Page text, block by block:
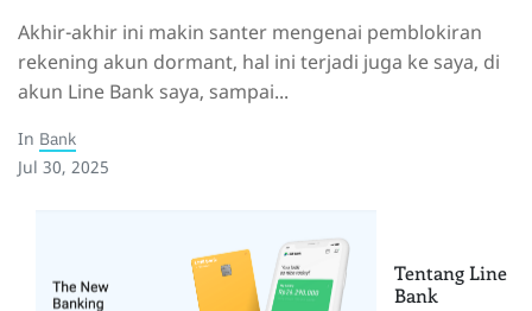
Akhir-akhir ini makin santer mengenai pemblokiran
rekening akun dormant, hal ini terjadi juga ke saya, di
akun Line Bank saya, sampai...
In Bank
Jul 30, 2025
Tentang Line
Bank